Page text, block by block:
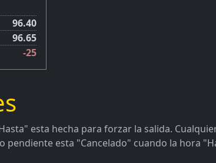
96.40
96.65
-25
esta hecha para forzar la salida.
esta "Cancelado" cuando la hora